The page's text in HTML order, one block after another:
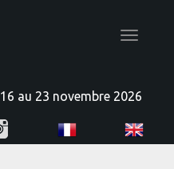
Toggle
16 au 23 novembre 2026